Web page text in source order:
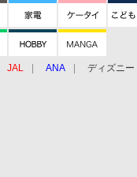
JAL ANA ディズニー